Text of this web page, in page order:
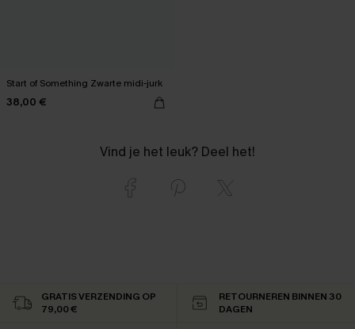
Start of Something Zwarte midi-jurk
38,00 €
Vind je het leuk? Deel het!
GRATIS VERZENDING OP
79,00 €
RETOURNEREN BINNEN 30
DAGEN